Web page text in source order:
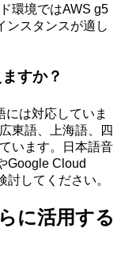
環境ではAWS g5
ンスタンスが適し
すか？
には対応していま
東語、上海語、四
います。日本語音
Google Cloud
討してください。
に活用する